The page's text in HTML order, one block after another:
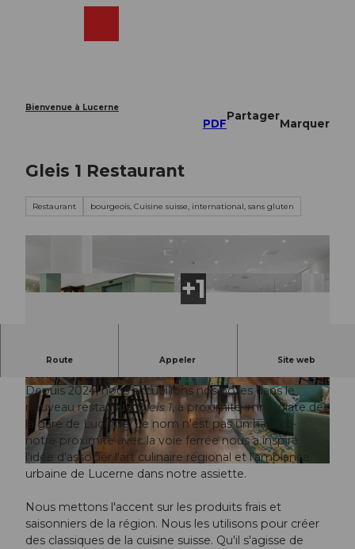
Bienvenue à Lucerne
PDF
Partager
Marquer
Gleis 1 Restaurant
Restaurant bourgeois, Cuisine suisse, international, sans gluten
© Hotel Waldstätterhof |CC-BY-NC-ND
© Hotel Waldstätterhof |CC-BY-NC-ND
Route Appeler Site web
De retour avec un nouveau look & un nouveau
nom - bienvenue à Gleis 1 !
Depuis 2024, nous accueillons nos hôtes dans le
nouveau restaurantGleis 1, à proximité immédiate de
la gare de Lucerne. Le nom n'est pas un hasard -
notre proximité avec la voie ferrée nous a inspiré
l'idée d'associer l'art culinaire régional et l'ambiance
urbaine de Lucerne dans notre assiette.
Nous mettons l'accent sur les produits frais et
saisonniers de la région. Nous les utilisons pour créer
des classiques de la cuisine suisse. Qu'il s'agisse de